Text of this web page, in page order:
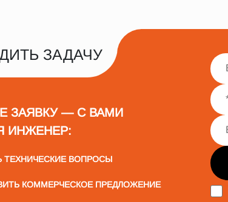
ЗАДАЧУ
ЗАЯВКУ — С ВАМИ
ИНЖЕНЕР:
ТЕХНИЧЕСКИЕ ВОПРОСЫ
КОММЕРЧЕСКОЕ ПРЕДЛОЖЕНИЕ